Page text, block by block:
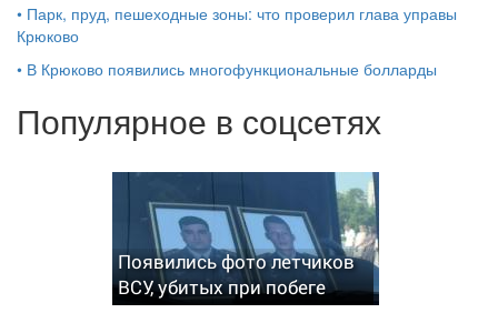
• Парк, пруд, пешеходные зоны: что проверил глава управы
Крюково
• В Крюково появились многофункциональные болларды
Популярное в соцсетях
Появились фото летчиков
ВСУ, убитых при побеге